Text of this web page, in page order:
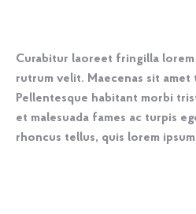
Curabitur laoreet fringilla lorem
rutrum velit. Maecenas sit
Pellentesque habitant morbi
et malesuada fames ac turpis
rhoncus tellus, quis lorem